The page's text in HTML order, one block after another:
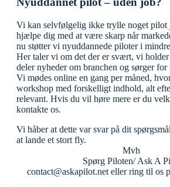
Vi kan selvfølgelig ikke trylle noget pilot
hjælpe dig med at være skarp når
nu støtter vi nyuddannede piloter i
Her taler vi om det der er svært, vi
deler nyheder om branchen og sørger
Vi mødes online en gang per måned,
workshop med forskelligt indhold, alt
relevant. Hvis du vil høre mere er du
kontakte os.
Vi håber at dette var svar på dit
at lande et stort fly.
Mvh
Spørg Piloten/ Ask A
contact@askapilot.net eller ring til os